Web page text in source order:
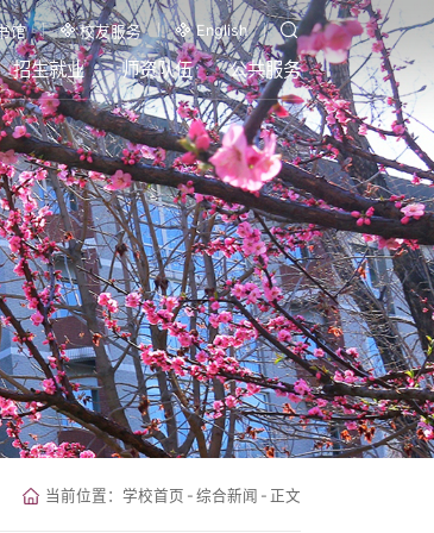
馆 校友服务 English
招生就业 师资队伍 公共服务
当前位置： 学校首页 - 综合新闻 - 正文